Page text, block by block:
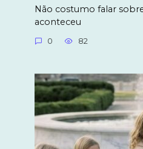
Não costumo falar
aconteceu
0 82